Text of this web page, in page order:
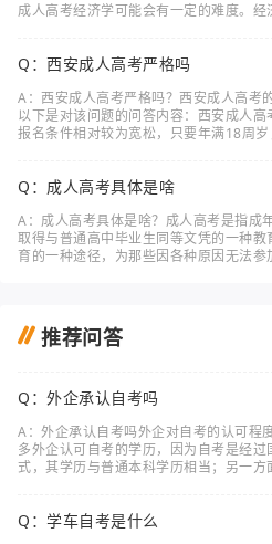
成人高考经济学可能会有一定的难度。经
Q：西安成人高考严格吗
A：西安成人高考严格吗？西安成人高考
以下是对该问题的问答内容：西安成人
报名条件相对较为宽松，只要年满18周岁
Q：成人高考具体是啥
A：成人高考具体是啥？成人高考是指成
取得与普通高中毕业生同等文凭的一种
育的一种途径，为那些因各种原因无法参
推荐问答
Q：外企承认自考吗
A：外企承认自考吗外企对自考的认可程
多外企认可自考的学历，因为自考是经
式，其学历与普通本科学历相当；另一方
Q：学车自考是什么